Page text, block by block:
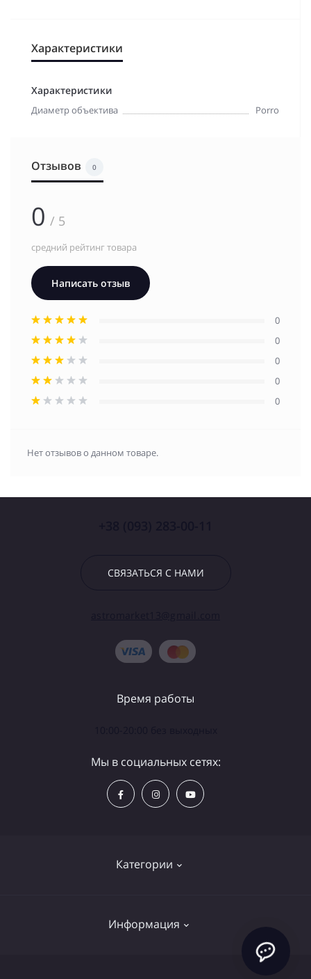
Характеристики
Характеристики
Диаметр объектива Porro
Отзывов 0
0 / 5
средний рейтинг товара
Написать отзыв
0
0
0
0
0
Нет отзывов о данном товаре.
СВЯЗАТЬСЯ С НАМИ
Категории
Информация
Время работы
Мы в социальных сетях: